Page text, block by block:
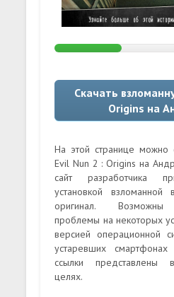
Скачать
Origins на
На этой странице можно
Evil Nun 2 : Origins на
сайт разработчика
установкой взломанной
оригинал. Возможны
проблемы на некоторых
версией операционной
устаревших
ссылки представлены
целях.